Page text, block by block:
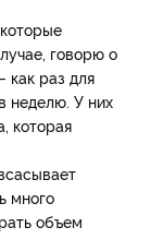
говорю о
как раз для
неделю. У них
которая
много
объем